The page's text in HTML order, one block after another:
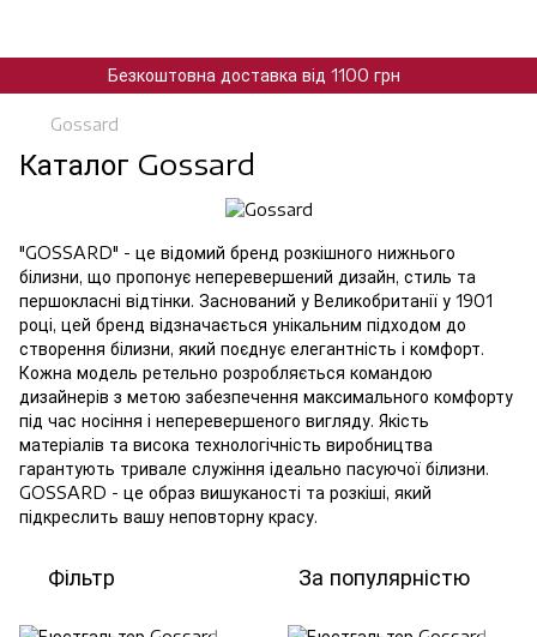
Безкоштовна доставка від 1100 грн
Gossard
Каталог Gossard
"GOSSARD" - це відомий бренд розкішного нижнього
білизни, що пропонує неперевершений дизайн, стиль та
першокласні відтінки. Заснований у Великобританії у 1901
році, цей бренд відзначається унікальним підходом до
створення білизни, який поєднує елегантність і комфорт.
Кожна модель ретельно розробляється командою
дизайнерів з метою забезпечення максимального комфорту
під час носіння і неперевершеного вигляду. Якість
матеріалів та висока технологічність виробництва
гарантують тривале служіння ідеально пасуючої білизни.
GOSSARD - це образ вишуканості та розкіші, який
підкреслить вашу неповторну красу.
Фільтр За популярністю